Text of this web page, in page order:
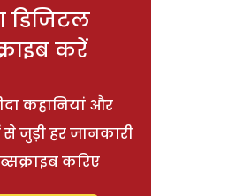
डिजिटल
करें
कहानियां और
से जुड़ी हर जानकारी
करिए